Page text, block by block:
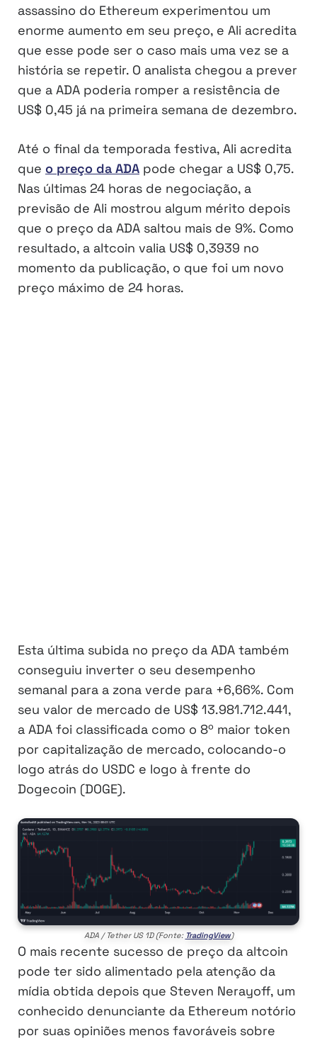
assassino do Ethereum experimentou um
enorme aumento em seu preço, e Ali acredita
que esse pode ser o caso mais uma vez se a
história se repetir. O analista chegou a prever
que a ADA poderia romper a resistência de
US$ 0,45 já na primeira semana de dezembro.
Até o final da temporada festiva, Ali acredita
que o preço da ADA pode chegar a US$ 0,75.
Nas últimas 24 horas de negociação, a
previsão de Ali mostrou algum mérito depois
que o preço da ADA saltou mais de 9%. Como
resultado, a altcoin valia US$ 0,3939 no
momento da publicação, o que foi um novo
preço máximo de 24 horas.
Esta última subida no preço da ADA também
conseguiu inverter o seu desempenho
semanal para a zona verde para +6,66%. Com
seu valor de mercado de US$ 13.981.712.441,
a ADA foi classificada como o 8º maior token
por capitalização de mercado, colocando-o
logo atrás do USDC e logo à frente do
Dogecoin (DOGE).
ADA / Tether US 1D (Fonte: TradingView)
O mais recente sucesso de preço da altcoin
pode ter sido alimentado pela atenção da
mídia obtida depois que Steven Nerayoff, um
conhecido denunciante da Ethereum notório
por suas opiniões menos favoráveis sobre